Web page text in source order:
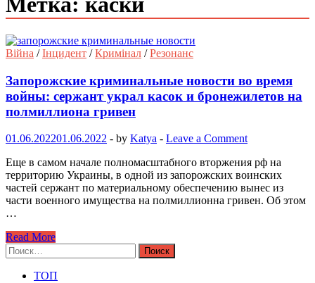
Війна /Інцидент /Кримінал /Резонанс
Запорожские криминальные новости во время
войны: сержант украл касок и бронежилетов на
полмиллиона гривен
01.06.202201.06.2022 - by Katya - Leave a Comment
Еще в самом начале полномасштабного вторжения рф на
территорию Украины, в одной из запорожских воинских
частей сержант по материальному обеспечению вынес из
части военного имущества на полмиллионна гривен. Об этом
…
Read More
Найти:
ТОП